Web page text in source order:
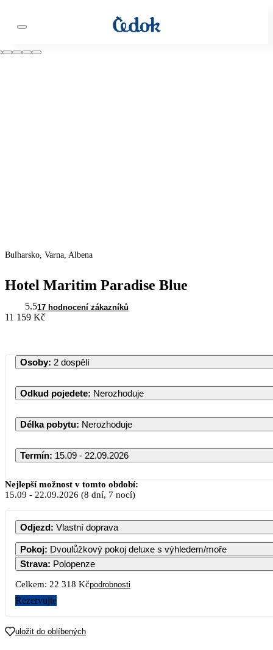
Bulharsko, Varna, Albena
Hotel Maritim Paradise Blue
5.517 hodnocení zákazníků
11 159 Kč
Osoby: 2 dospělí
Odkud pojedete: Nerozhoduje
Délka pobytu: Nerozhoduje
Termín: 15.09 - 22.09.2026
Nejlepší možnost v tomto období:
15.09 - 22.09.2026 (8 dní, 7 nocí)
Odjezd: Vlastní doprava
Pokoj: Dvoulůžkový pokoj deluxe s výhledem/moře
Strava: Polopenze
Celkem: 22 318 Kčpodrobnosti
Rezervujte
uložit do oblíbených